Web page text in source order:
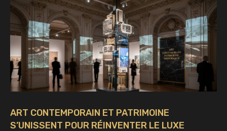
ART CONTEMPORAIN ET PATRIMOINE
S’UNISSENT POUR RÉINVENTER LE LUXE